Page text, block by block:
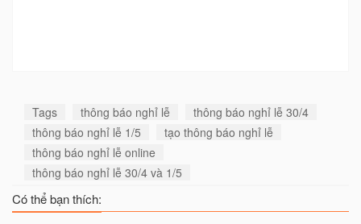
Tags thông báo nghỉ lễ
thông báo nghỉ lễ 30/4
thông báo nghỉ lễ 1/5
tạo thông báo nghỉ lễ
thông báo nghỉ lễ online
thông báo nghỉ lễ 30/4 và 1/5
Có thể bạn thích: